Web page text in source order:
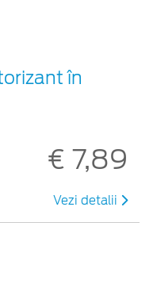
în
€ 7,89
Vezi detalii